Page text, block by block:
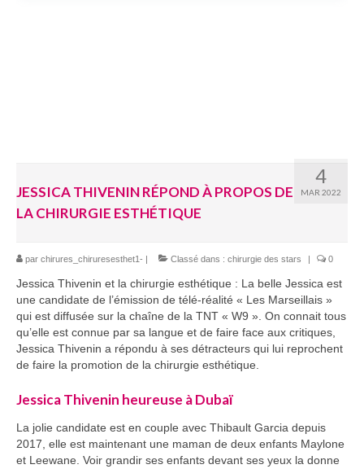
4
MAR 2022
JESSICA THIVENIN RÉPOND À PROPOS DE
LA CHIRURGIE ESTHÉTIQUE
par chirures_chiruresesthet1- | Classé dans : chirurgie des stars | 0
Jessica Thivenin et la chirurgie esthétique : La belle Jessica est
une candidate de l’émission de télé-réalité « Les Marseillais »
qui est diffusée sur la chaîne de la TNT « W9 ». On connait tous
qu’elle est connue par sa langue et de faire face aux critiques,
Jessica Thivenin a répondu à ses détracteurs qui lui reprochent
de faire la promotion de la chirurgie esthétique.
Jessica Thivenin heureuse à Dubaï
La jolie candidate est en couple avec Thibault Garcia depuis
2017, elle est maintenant une maman de deux enfants Maylone
et Leewane. Voir grandir ses enfants devant ses yeux la donne